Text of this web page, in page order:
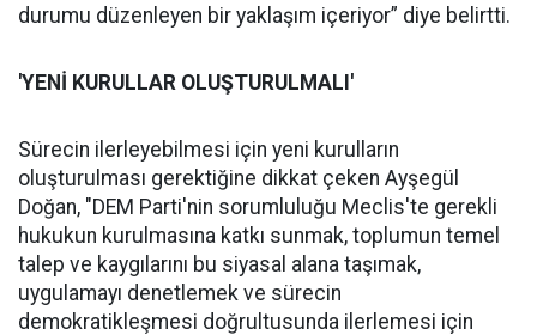
durumu düzenleyen bir yaklaşım içeriyor” diye belirtti.
'YENİ KURULLAR OLUŞTURULMALI'
Sürecin ilerleyebilmesi için yeni kurulların
oluşturulması gerektiğine dikkat çeken Ayşegül
Doğan, "DEM Parti'nin sorumluluğu Meclis'te gerekli
hukukun kurulmasına katkı sunmak, toplumun temel
talep ve kaygılarını bu siyasal alana taşımak,
uygulamayı denetlemek ve sürecin
demokratikleşmesi doğrultusunda ilerlemesi için